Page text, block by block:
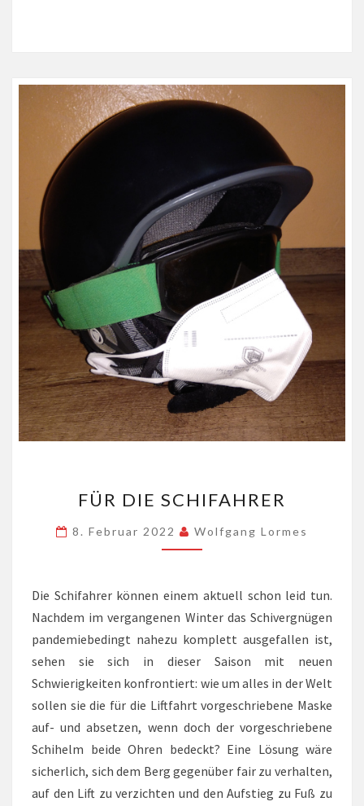
DIE
SCHIFAHRER
FÜR DIE SCHIFAHRER
8. Februar 2022 Wolfgang Lormes
Die Schifahrer können einem aktuell schon leid tun.
Nachdem im vergangenen Winter das Schivergnügen
pandemiebedingt nahezu komplett ausgefallen ist,
sehen sie sich in dieser Saison mit neuen
Schwierigkeiten konfrontiert: wie um alles in der Welt
sollen sie die für die Liftfahrt vorgeschriebene Maske
auf- und absetzen, wenn doch der vorgeschriebene
Schihelm beide Ohren bedeckt? Eine Lösung wäre
sicherlich, sich dem Berg gegenüber fair zu verhalten,
auf den Lift zu verzichten und den Aufstieg zu Fuß zu